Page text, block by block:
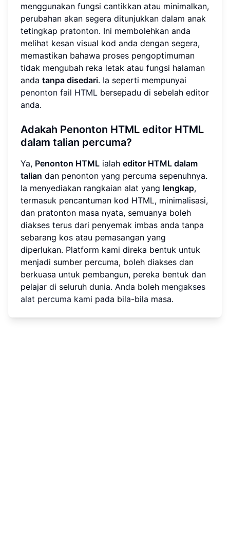
menggunakan fungsi cantikkan atau minimalkan,
perubahan akan segera ditunjukkan dalam anak
tetingkap pratonton. Ini membolehkan anda
melihat kesan visual kod anda dengan segera,
memastikan bahawa proses pengoptimuman
tidak mengubah reka letak atau fungsi halaman
anda tanpa disedari. Ia seperti mempunyai
penonton fail HTML bersepadu di sebelah editor
anda.
Adakah Penonton HTML editor HTML
dalam talian percuma?
Ya, Penonton HTML ialah editor HTML dalam
talian dan penonton yang percuma sepenuhnya.
Ia menyediakan rangkaian alat yang lengkap,
termasuk pencantuman kod HTML, minimalisasi,
dan pratonton masa nyata, semuanya boleh
diakses terus dari penyemak imbas anda tanpa
sebarang kos atau pemasangan yang
diperlukan. Platform kami direka bentuk untuk
menjadi sumber percuma, boleh diakses dan
berkuasa untuk pembangun, pereka bentuk dan
pelajar di seluruh dunia. Anda boleh mengakses
alat percuma kami pada bila-bila masa.